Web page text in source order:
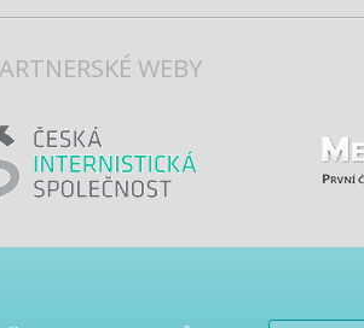
WEBY